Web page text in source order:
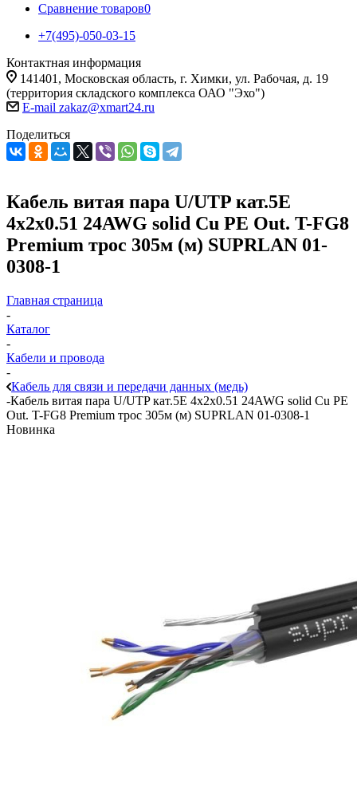
Сравнение товаров0
+7(495)-050-03-15
Контактная информация
141401, Московская область, г. Химки, ул. Рабочая, д. 19
(территория складского комплекса ОАО "Эхо")
E-mail zakaz@xmart24.ru
Поделиться
Кабель витая пара U/UTP кат.5E
4х2х0.51 24AWG solid Cu PE Out. T-FG8
Premium трос 305м (м) SUPRLAN 01-
0308-1
Главная страница
-
Каталог
-
Кабели и провода
-
Кабель для связи и передачи данных (медь)
-Кабель витая пара U/UTP кат.5E 4х2х0.51 24AWG solid Cu PE
Out. T-FG8 Premium трос 305м (м) SUPRLAN 01-0308-1
Новинка